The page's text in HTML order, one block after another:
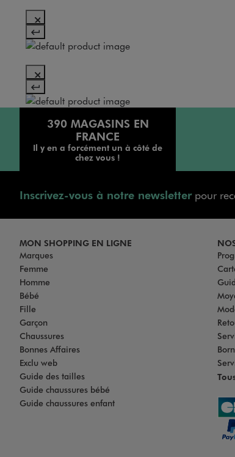
390 MAGASINS EN
FRANCE
Il y en a forcément un à côté de
chez vous !
Inscrivez-vous à notre newsletterpour
MON SHOPPING EN LIGNE
Marques
Femme
Homme
Bébé
Fille
Garçon
Chaussures
Bonnes Affaires
Exclu web
Guide des tailles
Guide chaussures bébé
Guide chaussures enfant